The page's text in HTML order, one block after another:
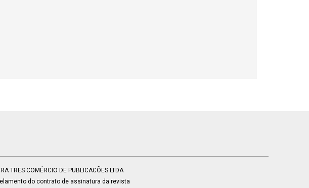
COMÉRCIO DE PUBLICACÕES LTDA
do contrato de assinatura da revista